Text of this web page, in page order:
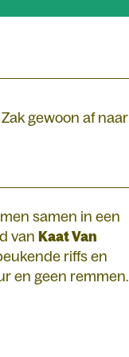
gewoon af naar
samen in een
van Kaat Van
riffs en
en geen remmen.